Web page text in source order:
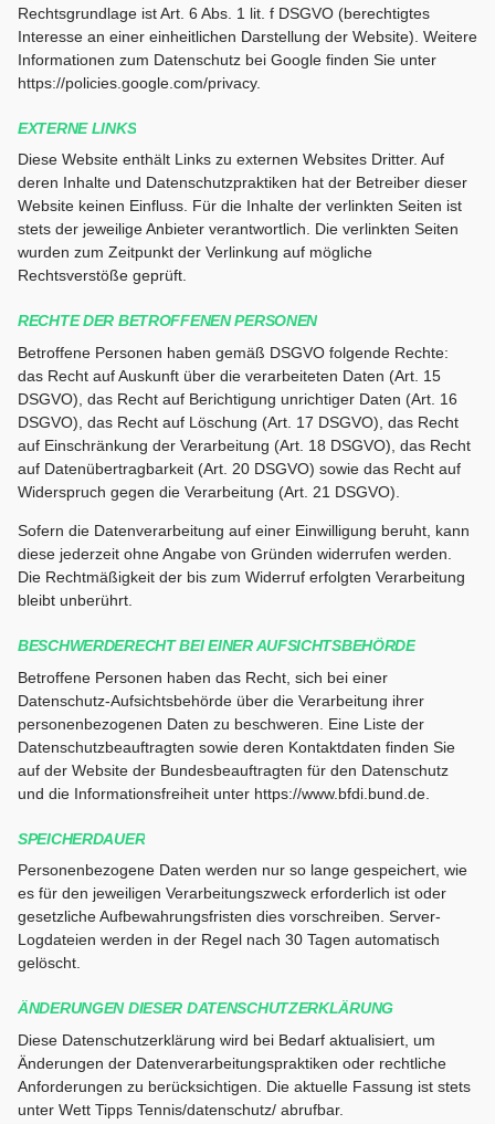
Rechtsgrundlage ist Art. 6 Abs. 1 lit. f DSGVO (berechtigtes
Interesse an einer einheitlichen Darstellung der Website). Weitere
Informationen zum Datenschutz bei Google finden Sie unter
https://policies.google.com/privacy.
EXTERNE LINKS
Diese Website enthält Links zu externen Websites Dritter. Auf
deren Inhalte und Datenschutzpraktiken hat der Betreiber dieser
Website keinen Einfluss. Für die Inhalte der verlinkten Seiten ist
stets der jeweilige Anbieter verantwortlich. Die verlinkten Seiten
wurden zum Zeitpunkt der Verlinkung auf mögliche
Rechtsverstöße geprüft.
RECHTE DER BETROFFENEN PERSONEN
Betroffene Personen haben gemäß DSGVO folgende Rechte:
das Recht auf Auskunft über die verarbeiteten Daten (Art. 15
DSGVO), das Recht auf Berichtigung unrichtiger Daten (Art. 16
DSGVO), das Recht auf Löschung (Art. 17 DSGVO), das Recht
auf Einschränkung der Verarbeitung (Art. 18 DSGVO), das Recht
auf Datenübertragbarkeit (Art. 20 DSGVO) sowie das Recht auf
Widerspruch gegen die Verarbeitung (Art. 21 DSGVO).
Sofern die Datenverarbeitung auf einer Einwilligung beruht, kann
diese jederzeit ohne Angabe von Gründen widerrufen werden.
Die Rechtmäßigkeit der bis zum Widerruf erfolgten Verarbeitung
bleibt unberührt.
BESCHWERDERECHT BEI EINER AUFSICHTSBEHÖRDE
Betroffene Personen haben das Recht, sich bei einer
Datenschutz-Aufsichtsbehörde über die Verarbeitung ihrer
personenbezogenen Daten zu beschweren. Eine Liste der
Datenschutzbeauftragten sowie deren Kontaktdaten finden Sie
auf der Website der Bundesbeauftragten für den Datenschutz
und die Informationsfreiheit unter https://www.bfdi.bund.de.
SPEICHERDAUER
Personenbezogene Daten werden nur so lange gespeichert, wie
es für den jeweiligen Verarbeitungszweck erforderlich ist oder
gesetzliche Aufbewahrungsfristen dies vorschreiben. Server-
Logdateien werden in der Regel nach 30 Tagen automatisch
gelöscht.
ÄNDERUNGEN DIESER DATENSCHUTZERKLÄRUNG
Diese Datenschutzerklärung wird bei Bedarf aktualisiert, um
Änderungen der Datenverarbeitungspraktiken oder rechtliche
Anforderungen zu berücksichtigen. Die aktuelle Fassung ist stets
unter Wett Tipps Tennis/datenschutz/ abrufbar.